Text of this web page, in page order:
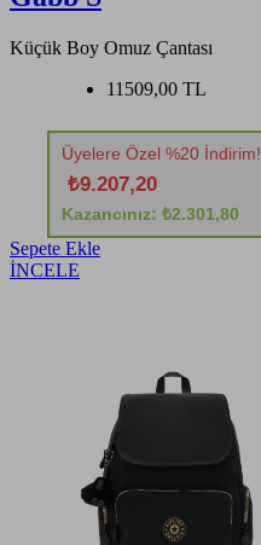
Küçük Boy Omuz Çantası
11509,00 TL
Üyelere Özel %20 İndirim!
₺9.207,20
Kazancınız: ₺2.301,80
Sepete Ekle
İNCELE